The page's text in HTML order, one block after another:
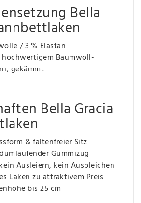
Bella
/ 3 % Elastan
hochwertigem Baumwoll-
gekämmt
Bella Gracia
& faltenfreier Sitz
Gummizug
Ausleiern, kein Ausbleichen
Laken zu attraktivem Preis
bis 25 cm